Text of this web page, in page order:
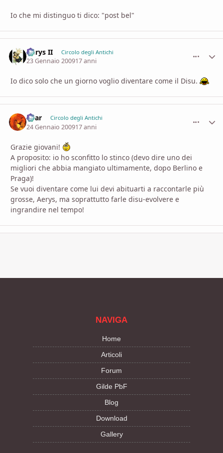
Io che mi distinguo ti dico: "post bel"
Aerys II Circolo degli Antichi
23 Gennaio 200917 anni
Io dico solo che un giorno voglio diventare come il Disu.
Shar Circolo degli Antichi
24 Gennaio 200917 anni
Grazie giovani!
A proposito: io ho sconfitto lo stinco (devo dire uno dei
migliori che abbia mangiato ultimamente, dopo Berlino e
Praga)!
Se vuoi diventare come lui devi abituarti a raccontarle più
grosse, Aerys, ma soprattutto farle disu-evolvere e
ingrandire nel tempo!
NAVIGA
Home
Articoli
Forum
Gilde PbF
Blog
Download
Gallery